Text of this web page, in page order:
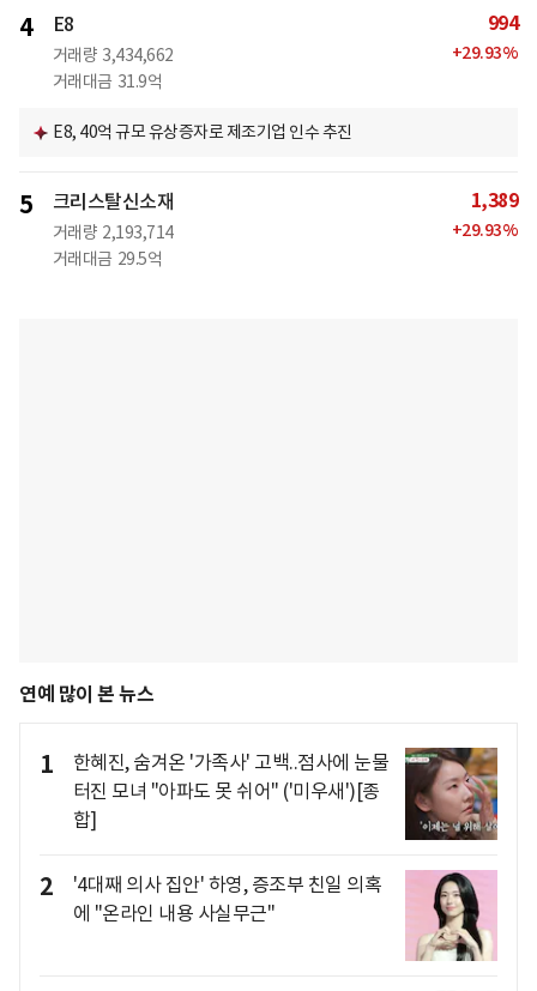
4 E8
거래량 3,434,662
거래대금 31.9억
994
+29.93%
E8, 40억 규모 유상증자로 제조기업 인수 추진
5 크리스탈신소재
거래량 2,193,714
거래대금 29.5억
1,389
+29.93%
연예 많이 본 뉴스
1
한혜진, 숨겨온 '가족사' 고백..점사에 눈물
터진 모녀 "아파도 못 쉬어" ('미우새')[종
합]
2
'4대째 의사 집안' 하영, 증조부 친일 의혹
에 "온라인 내용 사실무근"